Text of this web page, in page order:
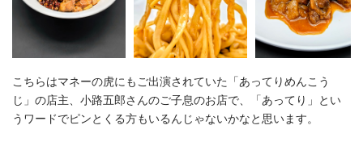
こちらはマネーの虎にもご出演されていた「あってりめんこう
じ」の店主、小路五郎さんのご子息のお店で、「あってり」とい
うワードでピンとくる方もいるんじゃないかなと思います。